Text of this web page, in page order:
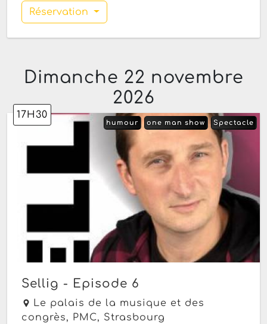
Réservation
Dimanche 22 novembre
2026
17H30
Spectacle
one man show
humour
Sellig - Episode 6
Le palais de la musique et des
congrès, PMC, Strasbourg